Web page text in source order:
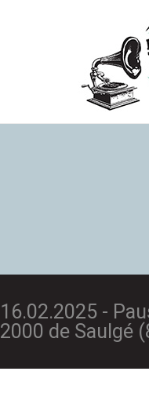
16.02.2025 -
2000 de Saulgé